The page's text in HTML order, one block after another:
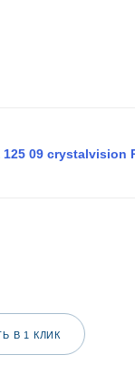
125 09 crystalvision
В 1 КЛИК